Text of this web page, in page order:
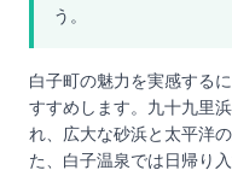
う。
白子町の魅力を実感する
すすめします。九十九里
れ、広大な砂浜と太平洋
た、白子温泉では日帰り